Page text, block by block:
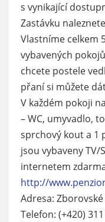
s vynikající
Zastávku
Vlastníme celkem
vybavených
chcete postele
přaní si můžete
V každém pokoji
– WC, umyvadlo,
sprchový kout a 1
jsou vybaveny TV/
internetem
http://
Adresa:
Telefon: (+420)